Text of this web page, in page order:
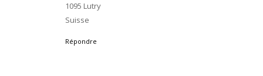
1095 Lutry
Suisse
Répondre